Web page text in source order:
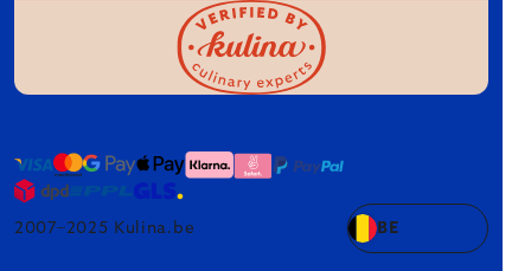
2007–2025 Kulina.be BE